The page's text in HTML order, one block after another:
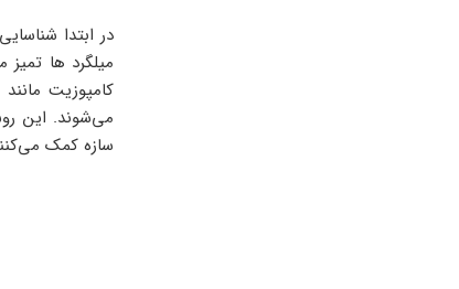
در ابتدا
میلگرد ها
می‌شوند. این
سازه کمک